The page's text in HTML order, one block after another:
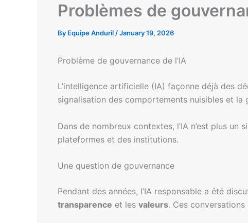
Problèmes de
By Equipe Anduril /January 19, 2026
Problème de gouvernance de l’IA
L’intelligence artificielle (IA) façonne déjà des
signalisation des comportements nuisibles et la
Dans de nombreux contextes, l’IA n’est plus
plateformes et des institutions.
Une question de gouvernance
Pendant des années, l’IA responsable a été
transparence et les valeurs. Ces